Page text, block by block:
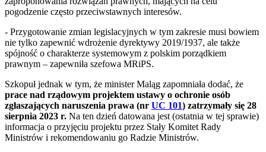
pogodzenie często przeciwstawnych interesów.
- Przygotowanie zmian legislacyjnych w tym zakresie musi bowiem
nie tylko zapewnić wdrożenie dyrektywy 2019/1937, ale także
spójność o charakterze systemowym z polskim porządkiem
prawnym – zapewniła szefowa MRiPS.
Szkopuł jednak w tym, że minister Maląg zapomniała dodać, że
prace nad rządowym projektem ustawy o ochronie osób
zgłaszających naruszenia prawa (nr UC 101) zatrzymały się 28
sierpnia 2023 r. Na ten dzień datowana jest (ostatnia w tej sprawie)
informacja o przyjęciu projektu przez Stały Komitet Rady
Ministrów i rekomendowaniu go Radzie Ministrów.